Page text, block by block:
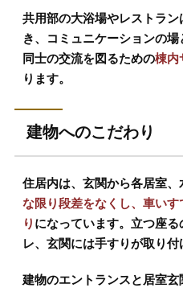
共用部の大浴場やレストラ
き、コミュニケーションの
同士の交流を図るための棟内
ります。
建物へのこだわり
住居内は、玄関から各居室
な限り段差をなくし、車い
り になっています。立つ座
レ、玄関には手すりが取り付
建物のエントランスと居室玄